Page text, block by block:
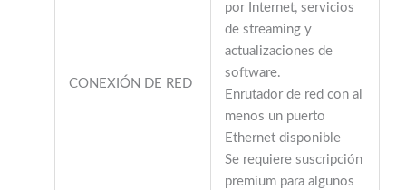
CONEXIÓN DE RED
por Internet, servicios
de streaming y
actualizaciones de
software.
Enrutador de red con al
menos un puerto
Ethernet disponible
Se requiere suscripción
premium para algunos